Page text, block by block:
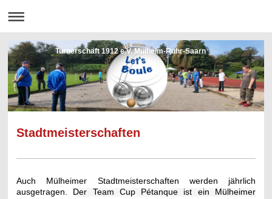
Turnerschaft 1912 e.V. Mülheim-Ruhr-Saarn
Stadtmeisterschaften
Auch Mülheimer Stadtmeisterschaften werden jährlich
ausgetragen. Der Team Cup Pétanque ist ein Mülheimer